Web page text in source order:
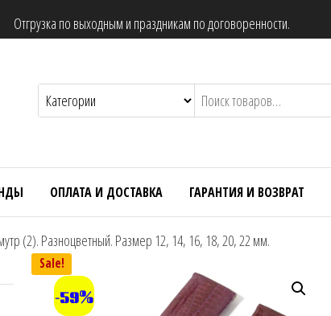
Отгрузка по выходным и праздникам по договоренности.
ОПЛАТА И ДОСТАВКА ГАРАНТИЯ И ВОЗВРАТ
(2). Разноцветный. Размер 12, 14, 16, 18, 20, 22 мм.
Sale!
-59%